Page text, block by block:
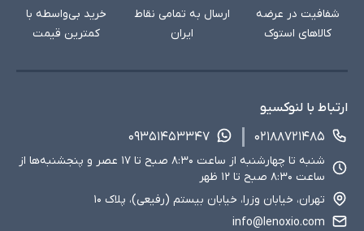
شفافیت در عرضه
کالاهای استوک
ارسال به تمامی نقاط
ایران
خرید بی‌واسطه با
کمترین قیمت
ارتباط با لنوکسیو
۰۲۱۸۸۷۲۱۴۸۵
۰۹۳۵۱۴۵۳۳۴۷
شنبه تا چهارشنبه از ساعت ۸:۳۰ صبح تا ۱۷ عصر و پنجشنبه‌ها از
ساعت ۸:۳۰ صبح تا ۱۲ ظهر
تهران، خیابان وزرا، خیابان بیستم (رفیعی)، پلاک ۱۰
info@lenoxio.com